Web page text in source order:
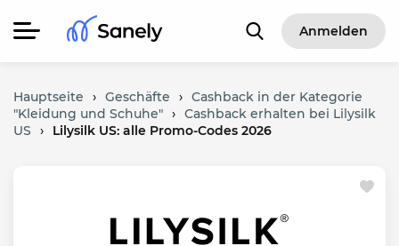
Anmelden
Hauptseite › Geschäfte › Cashback in der Kategorie
"Kleidung und Schuhe" › Cashback erhalten bei Lilysilk
US
› Lilysilk US: alle Promo-Codes 2026